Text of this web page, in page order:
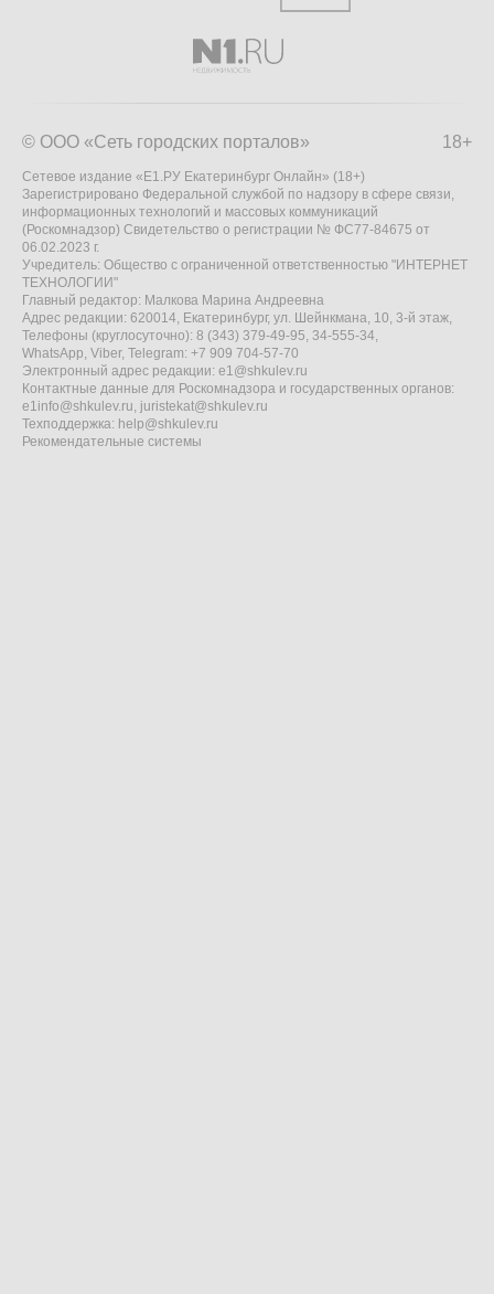
18+
© ООО «Сеть городских порталов»
Сетевое издание «Е1.РУ Екатеринбург Онлайн» (18+)
Зарегистрировано Федеральной службой по надзору в сфере связи,
информационных технологий и массовых коммуникаций
(Роскомнадзор) Свидетельство о регистрации № ФС77-84675 от
06.02.2023 г.
Учредитель: Общество с ограниченной ответственностью "ИНТЕРНЕТ
ТЕХНОЛОГИИ"
Главный редактор: Малкова Марина Андреевна
Адрес редакции: 620014, Екатеринбург, ул. Шейнкмана, 10, 3-й этаж,
Телефоны (круглосуточно): 8 (343) 379-49-95, 34-555-34,
WhatsApp, Viber, Telegram: +7 909 704-57-70
Электронный адрес редакции: e1@shkulev.ru
Контактные данные для Роскомнадзора и государственных органов:
e1info@shkulev.ru, juristekat@shkulev.ru
Техподдержка: help@shkulev.ru
Рекомендательные системы